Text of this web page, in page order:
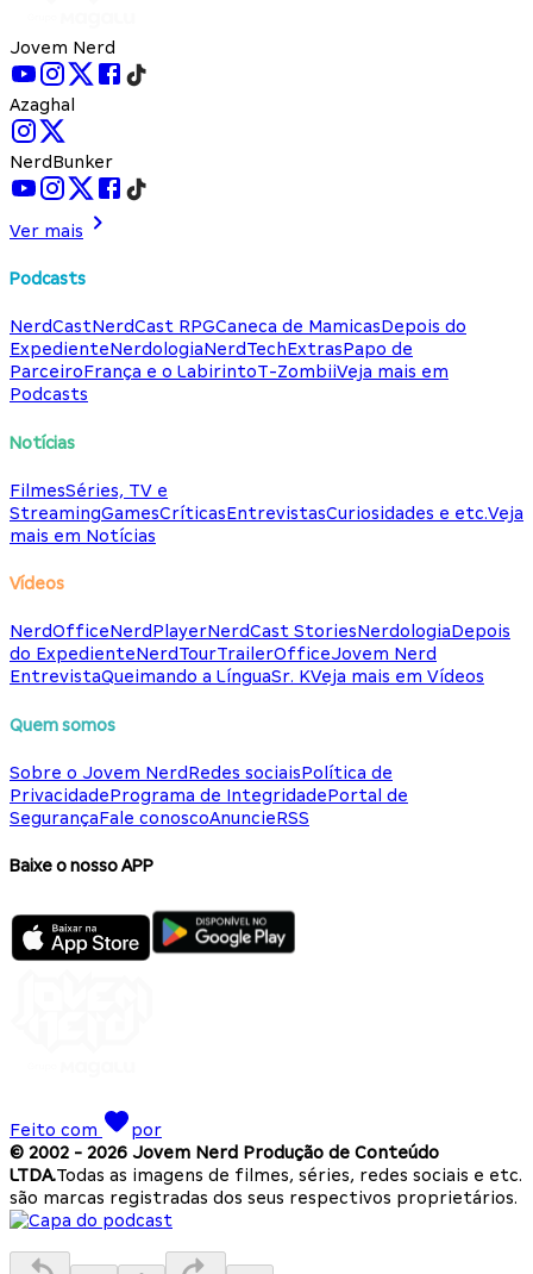
Jovem Nerd
Azaghal
NerdBunker
Ver mais
Podcasts
NerdCastNerdCast RPGCaneca de MamicasDepois do
ExpedienteNerdologiaNerdTechExtrasPapo de
ParceiroFrança e o LabirintoT-ZombiiVeja mais em
Podcasts
Notícias
FilmesSéries, TV e
StreamingGamesCríticasEntrevistasCuriosidades e etc.Veja
mais em Notícias
Vídeos
NerdOfficeNerdPlayerNerdCast StoriesNerdologiaDepois
do ExpedienteNerdTourTrailerOfficeJovem Nerd
EntrevistaQueimando a LínguaSr. KVeja mais em Vídeos
Quem somos
Sobre o Jovem NerdRedes sociaisPolítica de
PrivacidadePrograma de IntegridadePortal de
SegurançaFale conoscoAnuncieRSS
Baixe o nosso APP
Feito com
por
© 2002 - 2026 Jovem Nerd Produção de Conteúdo
LTDA.Todas as imagens de filmes, séries, redes sociais e etc.
são marcas registradas dos seus respectivos proprietários.